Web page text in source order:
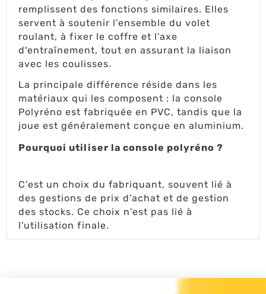
remplissent des fonctions similaires. Elles
servent à soutenir l'ensemble du volet
roulant, à fixer le coffre et l'axe
d'entraînement, tout en assurant la liaison
avec les coulisses.
La principale différence réside dans les
matériaux qui les composent : la console
Polyréno est fabriquée en PVC, tandis que la
joue est généralement conçue en aluminium.
Pourquoi utiliser la console polyréno ?
C'est un choix du fabriquant, souvent lié à
des gestions de prix d'achat et de gestion
des stocks. Ce choix n'est pas lié à
l'utilisation finale.